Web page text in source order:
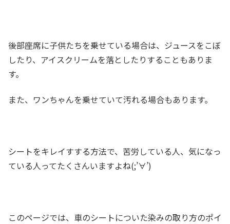
後部座席に子供たちを乗せている場合は、ジュースをこぼ
したり、アイスクリームを落としたりすることもありま
す。
また、ワンちゃんを乗せていて汚れる場合もあります。
シートをキレイすする方法で、苦労している人、気になっ
ている人ってたくさんいますよね(;’∀’)
このページでは、車のシートについた染みの取り方のポイ